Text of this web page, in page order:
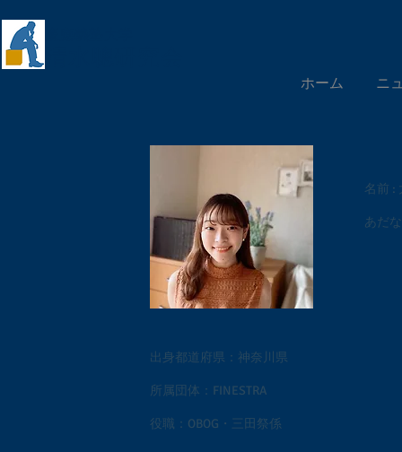
ホーム ニ
名前 :
あだ
出身都道府県：神奈川県​
所属団体：FINESTRA
役職：OBOG・三田祭係